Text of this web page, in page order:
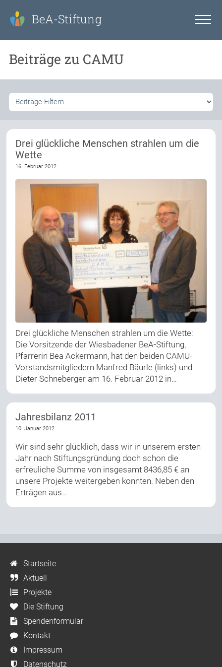
BeA-Stiftung
Beiträge zu CAMU
Drei glückliche Menschen strahlen um die
Wette
16. Februar 2012
Drei glückliche Menschen strahlen um die Wette:
Die Vorsitzende der Wiesbadener BeA-Stiftung,
Pfarrerin Bea Ackermann, hat den beiden CAMU-
Vorstandsmitgliedern Manfred Bäurle (links) und
Dieter Schneberger am 16. Februar 2012 in…
Jahresbilanz 2011
10. Januar 2012
Wir sind sehr glücklich, dass wir in unserem ersten
Jahr nach Stiftungsgründung doch schon die
erfreuliche Summe von insgesamt 8436,85 € an
unsere Projekte weitergeben konnten. Neben den
Erträgen aus…
Startseite
Aktuell
Projekte
Die Stiftung
Spendenformular
Kontakt
Impressum
Datenschutz